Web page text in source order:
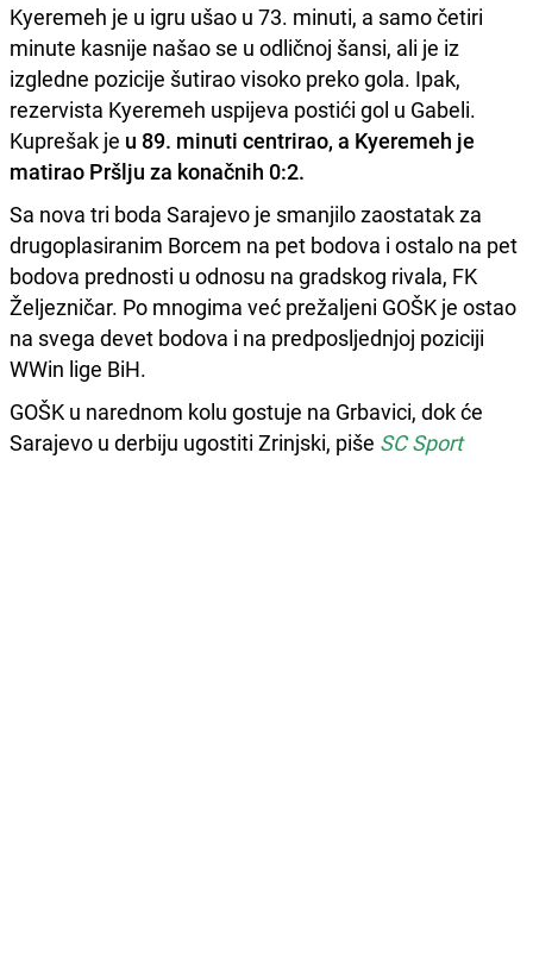
Kyeremeh je u igru ušao u 73. minuti, a samo četiri
minute kasnije našao se u odličnoj šansi, ali je iz
izgledne pozicije šutirao visoko preko gola. Ipak,
rezervista Kyeremeh uspijeva postići gol u Gabeli.
Kuprešak je u 89. minuti centrirao, a Kyeremeh je
matirao Pršlju za konačnih 0:2.
Sa nova tri boda Sarajevo je smanjilo zaostatak za
drugoplasiranim Borcem na pet bodova i ostalo na pet
bodova prednosti u odnosu na gradskog rivala, FK
Željezničar. Po mnogima već prežaljeni GOŠK je ostao
na svega devet bodova i na predposljednjoj poziciji
WWin lige BiH.
GOŠK u narednom kolu gostuje na Grbavici, dok će
Sarajevo u derbiju ugostiti Zrinjski, piše SC Sport